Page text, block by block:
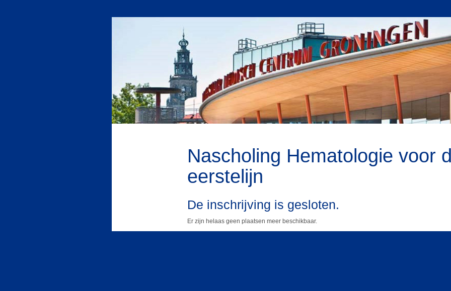
Nascholing Hematologie voor
eerstelijn
De inschrijving is gesloten.
Er zijn helaas geen plaatsen meer beschikbaar.